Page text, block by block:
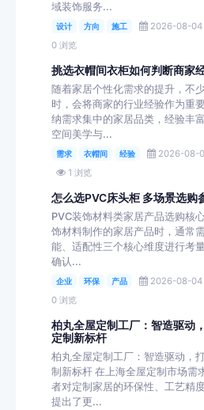
域装饰服务...
设计 方向 施工 2026-08-04
0 浏览
挑选衣帽间衣柜如何判断商家
随着家居个性化需求的提升，不
时，会将商家的行业经验作为重
纳需求集中的家居品类，经验丰
空间美学与...
需求 衣帽间 经验 2026-08-
1 浏览
怎么选PVC床头柜 多场景选购
PVC装饰材料类家居产品选购核
饰材料制作的家居产品时，通常
能、适配性三个核心维度进行考
确认...
企业 环保 产品 2026-08-04
0 浏览
柏丸全屋定制工厂：智造驱动
定制新标杆
柏丸全屋定制工厂：智造驱动，
制新标杆 在上海全屋定制市场需
者对定制家居的环保性、工艺精
提出了更...